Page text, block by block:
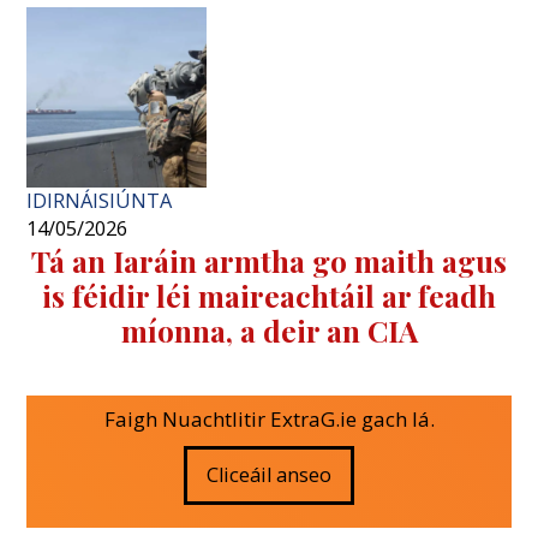
IDIRNÁISIÚNTA
14/05/2026
Tá an Iaráin armtha go maith agus
is féidir léi maireachtáil ar feadh
míonna, a deir an CIA
Faigh Nuachtlitir ExtraG.ie gach lá.
Cliceáil anseo